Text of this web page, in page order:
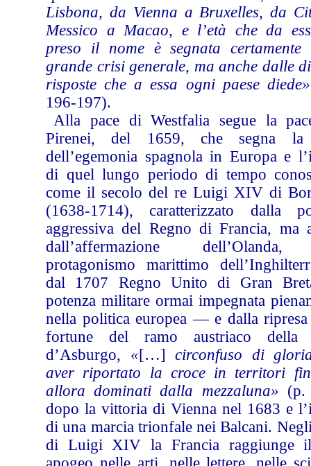
Lisbona, da Vienna a Bruxelles, da
Messico a Macao, e l’età che da
preso il nome è segnata certamente
grande crisi generale, ma anche dalle
risposte che a essa ogni paese diede»
196-197).
Alla pace di Westfalia segue la
Pirenei, del 1659, che segna
dell’egemonia spagnola in Europa e
di quel lungo periodo di tempo
come il secolo del re Luigi XIV di
(1638-1714), caratterizzato dalla
aggressiva del Regno di Francia, ma
dall’affermazione
protagonismo marittimo
dal 1707 Regno Unito di Gran
potenza militare ormai impegnata
nella politica europea — e dalla ripresa
fortune del ramo austriaco della
d’Asburgo, «[…]circonfuso di
aver riportato la croce in territori
allora dominati dalla mezzaluna» (p.
dopo la vittoria di Vienna nel 1683 e
di una marcia trionfale nei Balcani.
di Luigi XIV la Francia raggiunge